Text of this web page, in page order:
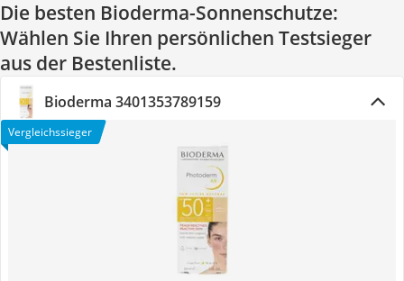
Die besten Bioderma-Sonnenschutze:
Wählen Sie Ihren persönlichen Testsieger
aus der Bestenliste.
Bioderma 3401353789159
Vergleichssieger